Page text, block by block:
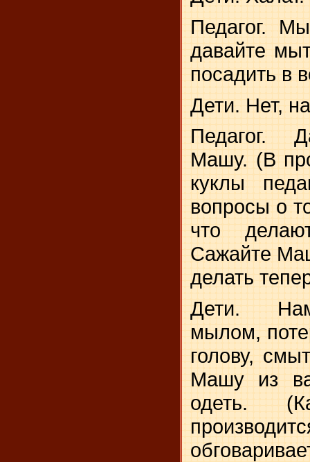
Педагог.
давайте
посадить в
Дети. Нет,
Педагог.
Машу. (В
куклы
вопросы о
что
Сажайте
делать
Дети.
мылом,
голову,
Машу из
одеть.